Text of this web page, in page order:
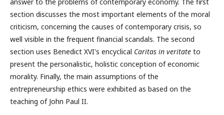
section discusses the most important elements of the moral
criticism, concerning the causes of contemporary crisis, so
well visible in the frequent financial scandals. The second
section uses Benedict XVI's encyclical Caritas in veritate to
present the personalistic, holistic conception of economic
morality. Finally, the main assumptions of the
entrepreneurship ethics were exhibited as based on the
teaching of John Paul II.